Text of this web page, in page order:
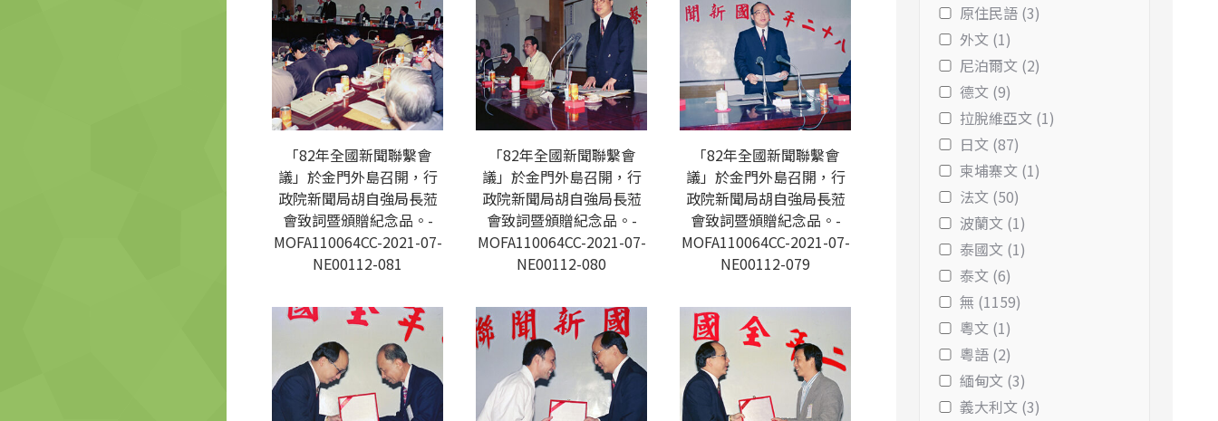
「82年全國新聞聯繫會
議」於金門外島召開，行
政院新聞局胡自強局長蒞
會致詞暨頒贈紀念品。-
MOFA110064CC-2021-07-
NE00112-081
「82年全國新聞聯繫會
議」於金門外島召開，行
政院新聞局胡自強局長蒞
會致詞暨頒贈紀念品。-
MOFA110064CC-2021-07-
NE00112-080
「82年全國新聞聯繫會
議」於金門外島召開，行
政院新聞局胡自強局長蒞
會致詞暨頒贈紀念品。-
MOFA110064CC-2021-07-
NE00112-079
原住民語 (3)
外文 (1)
尼泊爾文 (2)
德文 (9)
拉脫維亞文 (1)
日文 (87)
柬埔寨文 (1)
法文 (50)
波蘭文 (1)
泰國文 (1)
泰文 (6)
無 (1159)
粵文 (1)
粵語 (2)
緬甸文 (3)
義大利文 (3)